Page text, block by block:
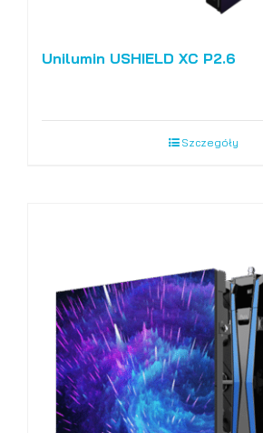
Unilumin USHIELD XC P2.6
Szczegóły